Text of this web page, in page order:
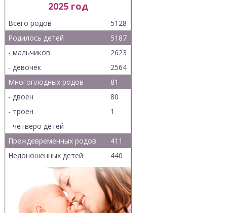
2025 год
Всего родов
5128
Родилось детей
5187
- мальчиков
2623
- девочек
2564
Многоплодных родов
81
- двоен
80
- троен
1
- четверо детей
-
Преждевременных родов
411
Недоношенных детей
440